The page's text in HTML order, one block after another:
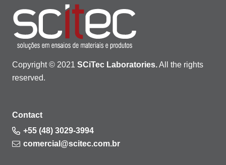
Copyright © 2021 SCiTec Laboratories.All the rights
reserved.
Contact
+55 (48) 3029-3994
comercial@scitec.com.br